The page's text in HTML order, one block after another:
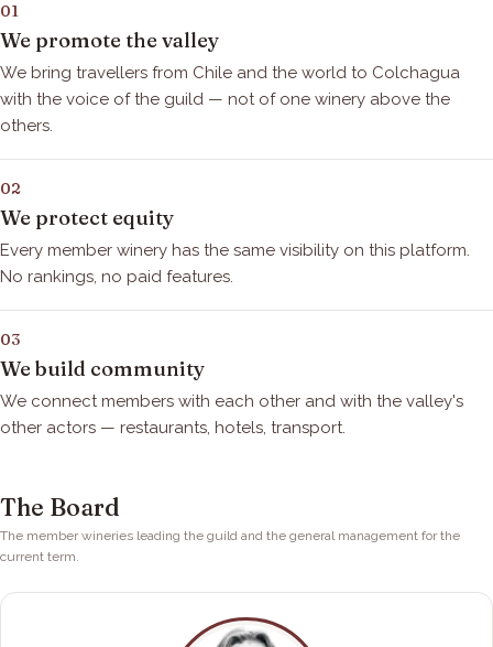
01
We promote the valley
We bring travellers from Chile and the world to Colchagua
with the voice of the guild — not of one winery above the
others.
02
We protect equity
Every member winery has the same visibility on this platform.
No rankings, no paid features.
03
We build community
We connect members with each other and with the valley's
other actors — restaurants, hotels, transport.
The Board
The member wineries leading the guild and the general management for the
current term.